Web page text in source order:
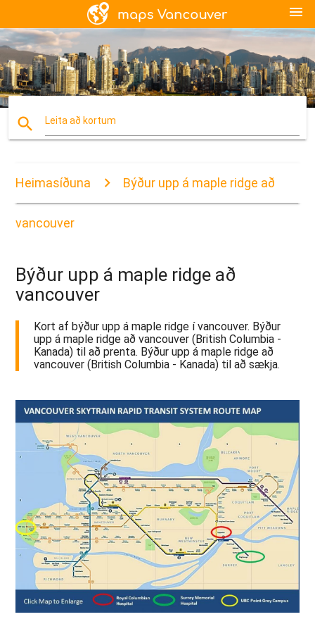
menu
search Leita að kortum
Heimasíðuna Býður upp á maple ridge að
vancouver
Býður upp á maple ridge að
vancouver
Kort af býður upp á maple ridge í vancouver. Býður
upp á maple ridge að vancouver (British Columbia -
Kanada) til að prenta. Býður upp á maple ridge að
vancouver (British Columbia - Kanada) til að sækja.